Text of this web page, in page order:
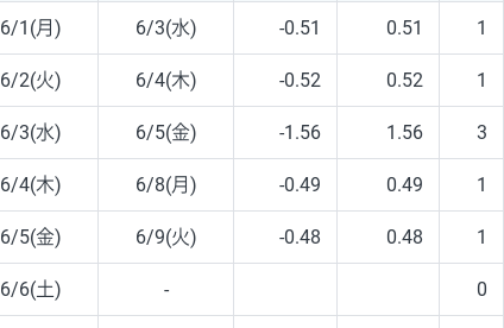
6/1(月) 6/3(水) -0.51 0.51 1
6/2(火) 6/4(木) -0.52 0.52 1
6/3(水) 6/5(金) -1.56 1.56 3
6/4(木) 6/8(月) -0.49 0.49 1
6/5(金) 6/9(火) -0.48 0.48 1
6/6(土) - 0